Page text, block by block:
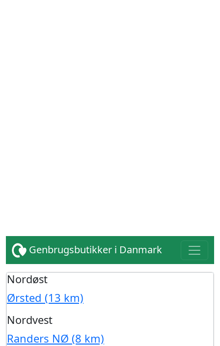
Genbrugsbutikker i Danmark
Nordøst
Ørsted (13 km)
Nordvest
Randers NØ (8 km)